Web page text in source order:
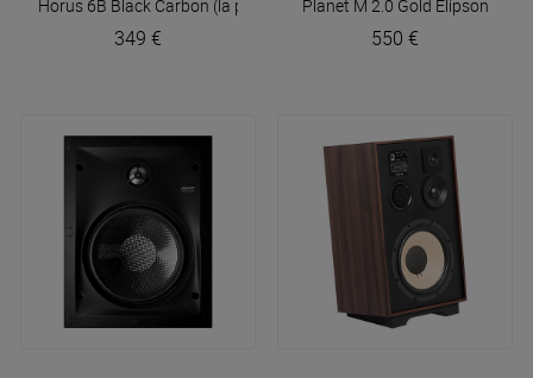
Horus 6B Black Carbon (la paire) Elipson
349 €
Planet M 2.0 Gold Elipson
550 €